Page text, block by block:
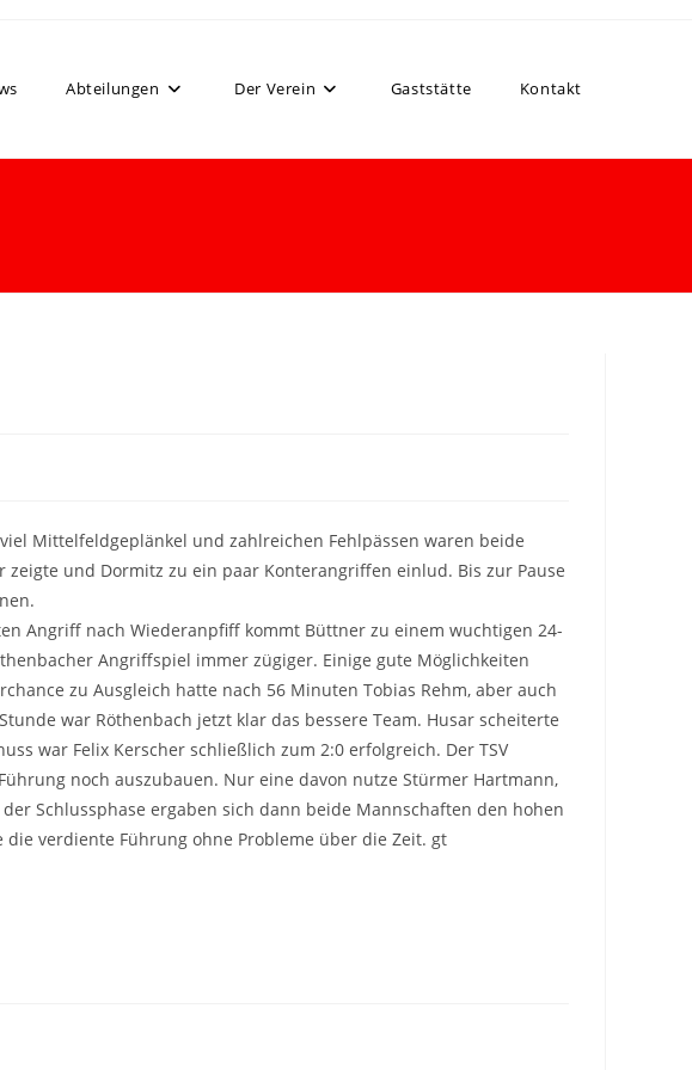
Abteilungen Der Verein Gaststätte Kontakt
Mittelfeldgeplänkel und zahlreichen Fehlpässen waren beide
und Dormitz zu ein paar Konterangriffen einlud. Bis zur Pause
Angriff nach Wiederanpfiff kommt Büttner zu einem wuchtigen 24-
Angriffspiel immer zügiger. Einige gute Möglichkeiten
zu Ausgleich hatte nach 56 Minuten Tobias Rehm, aber auch
war Röthenbach jetzt klar das bessere Team. Husar scheiterte
war Felix Kerscher schließlich zum 2:0 erfolgreich. Der TSV
noch auszubauen. Nur eine davon nutze Stürmer Hartmann,
Schlussphase ergaben sich dann beide Mannschaften den hohen
verdiente Führung ohne Probleme über die Zeit. gt